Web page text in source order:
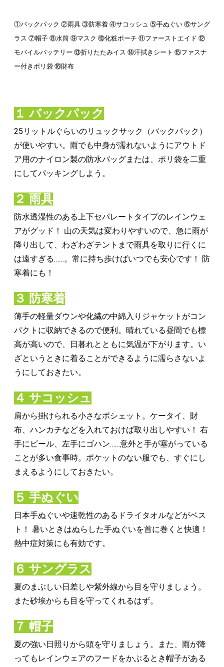
①バックパック ②雨具 ③防寒着 ④サコッシュ ⑤手ぬぐい ⑥サング
ラス ⑦帽子 ⑧水筒 ⑨マスク ⑩化粧ポーチ ⑪ファーストエイド ⑫
モバイルバッテリー ⑬折りたたみイス ⑭汗拭きシート ⑮ファスナ
ー付きポリ袋 ⑯財布
１ バックパック
25リットルぐらいのリュックサック（バックパック）
が使いやすい。雨でも中身が濡れないようにアウトド
ア用のナイロン製の防水バッグまたは、ポリ袋を二重
にしてパッキングしよう。
２ 雨具
防水透湿性のある上下セパレートタイプのレインウェ
アがグッド！ 山の天気は変わりやすいので、急に雨が
降り出して、わざわざテントまで雨具を取りに行くに
は遠すぎる……。常に持ち歩けばいつでも安心です！ 防
寒着にも！
３ 防寒着
薄手の軽量ダウンや化繊の中綿入りジャケットがコン
パクトに収納できるので便利。晴れている昼間でも標
高が高いので、日暮れとともに気温が下がります。い
ざというときに着ることができるように濡らさないよ
うにしておきたい。
４ サコッシュ
肩から掛けられる小さなポシェット。ケータイ、財
布、ハンカチなどを入れておけば取り出しやすい！ 右
手にビール、左手にゴハン……意外と手が塞がっている
ことが多い食事時。ポケットのない服でも、すぐにし
まえるようにしておきたい。
５ 手ぬぐい
日本手ぬぐいや速乾性のあるドライタオルなどがベス
ト！ 暑いときはぬらした手ぬぐいを首に巻くと快適！
熱中症対策にも有効です。
６ サングラス
夏のまぶしい日差しや紫外線から目を守りましょう。
また砂埃からも目を守ってくれるはず。
７ 帽子
夏の強い日照りから頭を守りましょう。また、雨が降
ってもレインウェアのフードをかぶるとき帽子がある